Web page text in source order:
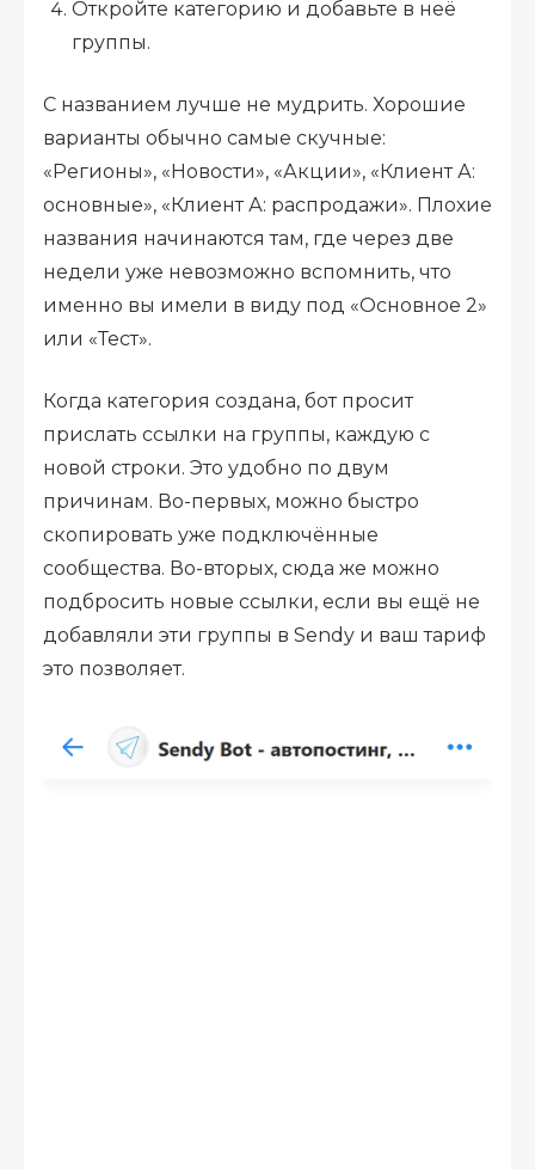
Откройте категорию и добавьте в неё
группы.
С названием лучше не мудрить. Хорошие
варианты обычно самые скучные:
«Регионы», «Новости», «Акции», «Клиент А:
основные», «Клиент А: распродажи». Плохие
названия начинаются там, где через две
недели уже невозможно вспомнить, что
именно вы имели в виду под «Основное 2»
или «Тест».
Когда категория создана, бот просит
прислать ссылки на группы, каждую с
новой строки. Это удобно по двум
причинам. Во-первых, можно быстро
скопировать уже подключённые
сообщества. Во-вторых, сюда же можно
подбросить новые ссылки, если вы ещё не
добавляли эти группы в Sendy и ваш тариф
это позволяет.